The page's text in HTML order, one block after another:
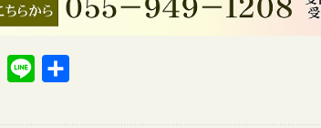
Email Line